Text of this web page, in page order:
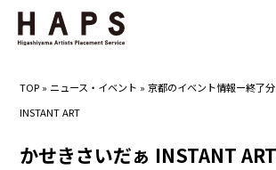
TOP » ニュース・イベント »京都のイベント情報ー終了分
INSTANT ART
かせきさいだぁ INSTANT ART